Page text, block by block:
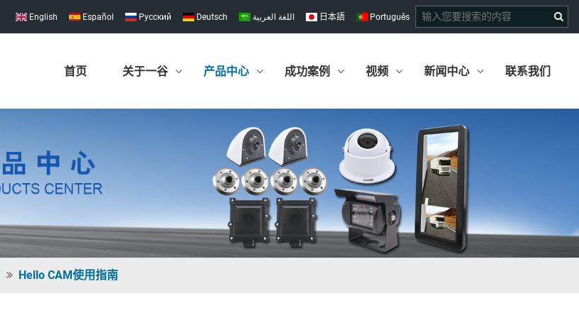
English Español Pусский Deutsch اللغة العربية 日本語 Português
首页 关于一谷 产品中心 成功案例 视频 新闻中心 联系我们
Hello CAM使用指南